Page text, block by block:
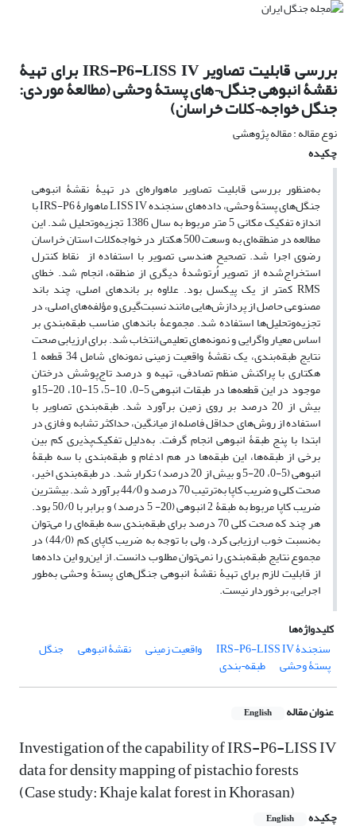
بررسی قابلیت تصاویر IRS-P6-LISS IV برای تهیۀ
نقشۀ انبوهی جنگل¬های پستۀ وحشی (مطالعۀ موردی:
جنگل خواجه¬کلات خراسان)
نوع مقاله : مقاله پژوهشی
چکیده
به‌‌منظور بررسی قابلیت تصاویر ماهواره‌ای در تهیۀ نقشۀ انبوهی
جنگل‌های پستۀ وحشی، داده‌های سنجنده LISS IV ماهوارۀ IRS-P6 با
اندازه تفکیک مکانی 5 متر مربوط به سال 1386 تجزیه‌وتحلیل شد. این
مطالعه در منطقه‌ای به وسعت 500 هکتار در خواجه‌کلات استان خراسان
رضوی اجرا شد. تصحیح هندسی تصویر با استفاده از نقاط کنترل
استخراج‌شده از تصویر اُرتو‌شدۀ دیگری از منطقه، انجام شد. خطای
RMS کمتر از یک پیکسل بود. علاوه بر باندهای اصلی، چند باند
مصنوعی حاصل از پردازش‌هایی مانند نسبت‌گیری و مؤلفه‌های اصلی، در
تجزیه‌وتحلیل‌ها استفاده شد. مجموعۀ باندهای مناسب طبقه‌بندی بر
اساس معیار واگرایی و نمونه‌های تعلیمی انتخاب شد. برای ارزیابی صحت
نتایج طبقه‌بندی، یک نقشۀ واقعیت زمینی نمونه‌ای شامل 34 قطعه 1
هکتاری با پراکنش منظم تصادفی، تهیه و درصد تاج‌پوشش درختان
موجود در این قطعه‌ها در طبقات انبوهی 5-0، 10-5، 15-10، 20-15و
بیش از 20 درصد بر روی زمین برآورد شد. طبقه‌بندی تصاویر با
استفاده از روش‌های حداقل فاصله از میانگین، حداکثر تشابه و فازی در
ابتدا با پنج طبقۀ انبوهی انجام گرفت. به‌دلیل تفکیک‌پذیری کم بین
برخی از طبقه‌ها، این طبقه‌ها در هم ادغام و طبقه‌بندی با سه طبقۀ
انبوهی (5-0، 20-5 و بیش از 20 درصد) تکرار شد. در طبقه‌بندی اخیر،
صحت کلی و ضریب کاپا به‌ترتیب 70 درصد و 44/0 برآورد شد. بیشترین
ضریب کاپا مربوط به طبقۀ 2 انبوهی (20- 5 درصد) و برابر با 50/0 بود.
هر چند که صحت کلی 70 درصد برای طبقه‌بندی سه طبقه‌ای را می‌توان
به‌نسبت خوب ارزیابی کرد، ولی با توجه به ضریب کاپای کم (44/0) در
مجموع نتایج طبقه‌بندی را نمی‌توان مطلوب دانست. از این‌رو این داده‌ها
از قابلیت لازم برای تهیۀ نقشۀ انبوهی جنگل‌های پستۀ وحشی به‌طور
اجرایی، برخوردار نیست.
کلیدواژه‌ها
سنجندۀ IRS-P6-LISS IV
واقعیت زمینی نقشۀ انبوهی جنگل
پستۀ وحشی طبقه¬بندی
عنوان مقاله English
Investigation of the capability of IRS-P6-LISS IV
data for density mapping of pistachio forests
(Case study: Khaje kalat forest in Khorasan)
چکیده English